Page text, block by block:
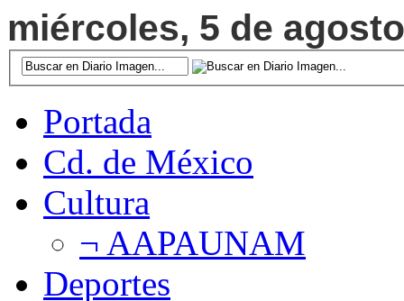
miércoles, 5 de
Portada
Cd. de México
Cultura
¬ AAPAUNAM
Deportes